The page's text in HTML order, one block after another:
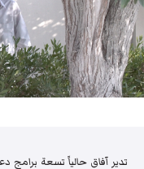
تدير آفاق حالياً تسعة